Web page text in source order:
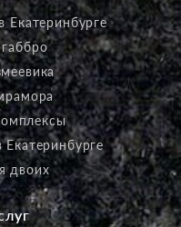
Екатеринбурге
двоих